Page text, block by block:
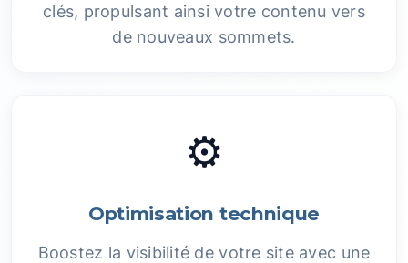
clés, propulsant ainsi votre contenu vers
de nouveaux sommets.
⚙️
Optimisation technique
Boostez la visibilité de votre site avec une